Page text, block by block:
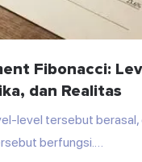
Fibonacci:
dan Realitas
level tersebut berasal,
berfungsi.…